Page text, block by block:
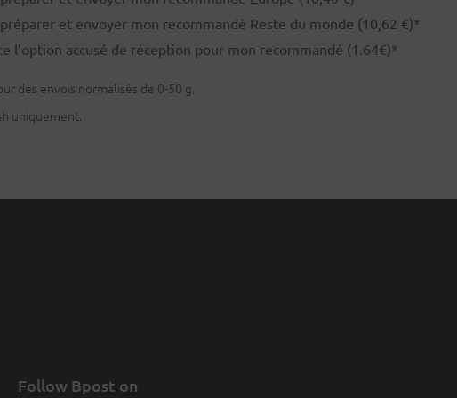
préparer et envoyer mon recommandé Reste du monde (10,62 €)*
l’option accusé de réception pour mon recommandé (1.64€)*
des envois normalisés de 0-50 g.
uniquement.
Follow Bpost on